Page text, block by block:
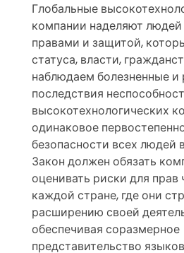
Глобальные
компании наделяют
правами и защитой,
статуса, власти,
наблюдаем болезненные
последствия
высокотехнологических
одинаковое
безопасности всех людей
Закон должен обязать
оценивать риски для прав
каждой стране, где они
расширению своей
обеспечивая соразмерное
представительство